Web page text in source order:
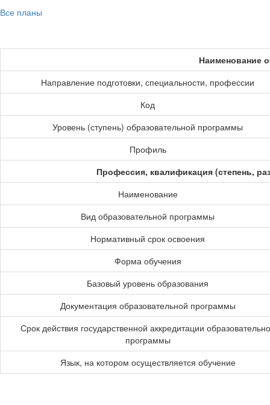
Все планы
Наименование
Направление подготовки, специальности, профессии
Код
Уровень (ступень) образовательной программы
Профиль
Профессия, квалификация (степень,
Наименование
Вид образовательной программы
Нормативный срок освоения
Форма обучения
Базовый уровень образования
Документация образовательной программы
Срок действия государственной аккредитации
программы
Язык, на котором осуществляется обучение